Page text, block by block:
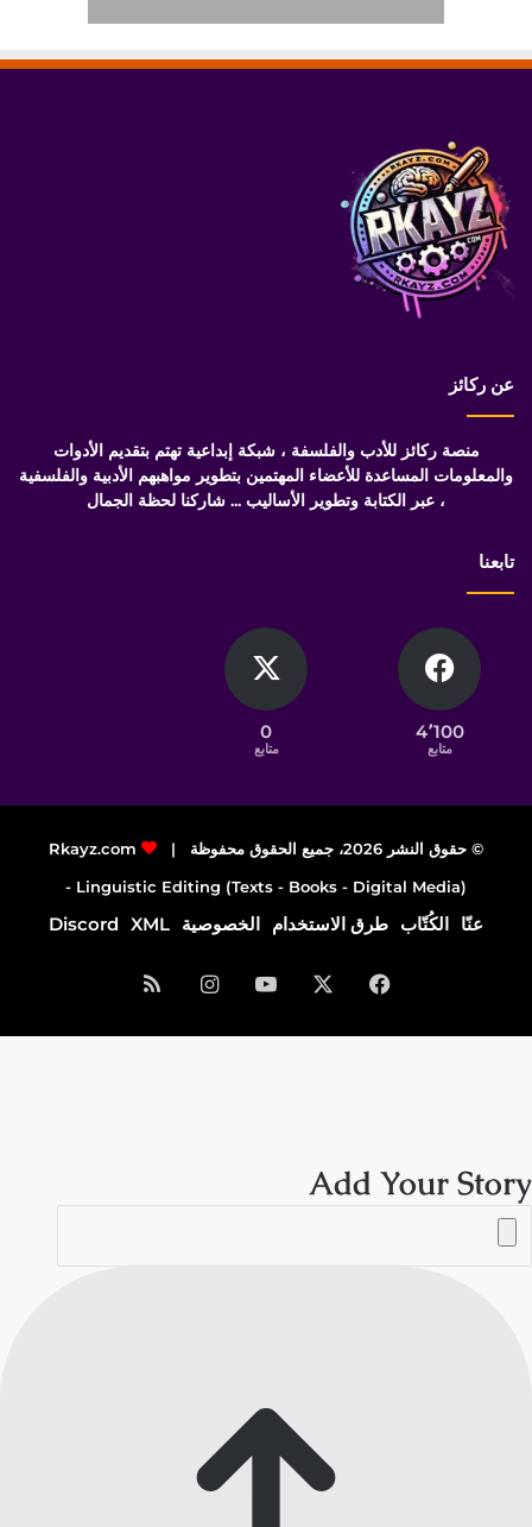
عن ركائز
منصة ركائز للأدب والفلسفة ، شبكة إبداعية تهتم بتقديم الأدوات
والمعلومات المساعدة للأعضاء المهتمين بتطوير مواهبهم الأدبية والفلسفية
، عبر الكتابة وتطوير الأساليب ... شاركنا لحظة الجمال
تابعنا
4٬100
متابع
0
متابع
© حقوق النشر 2026، جميع الحقوق محفوظة |
Rkayz.com
Linguistic Editing (Texts - Books - Digital Media) -
عنّا الكُتّاب طرق الاستخدام الخصوصية XML
Discord
فيسبوك ‫YouTubeانستقرامملخص
الموقع
Add Your Story